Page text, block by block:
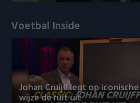
Voetbal Inside
Johan Cruijff legt op iconische
wijze de ruit uit